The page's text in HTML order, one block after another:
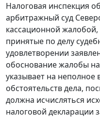
Налоговая инспекция
арбитражный суд
кассационной
принятые по делу
удовлетворении
обоснование жалобы
указывает на неполное
обстоятельств дела,
должна исчисляться
налоговой декларации